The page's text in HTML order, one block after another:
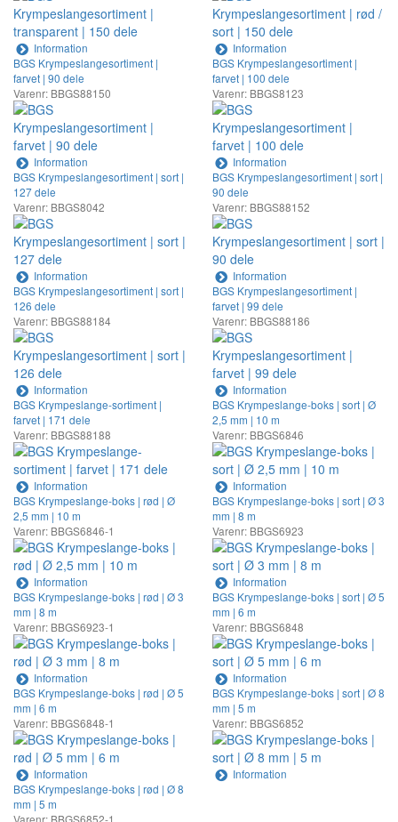
Information
Information
BGS Krympeslangesortiment |
farvet | 90 dele
Varenr: BBGS88150
Information
BGS Krympeslangesortiment |
farvet | 100 dele
Varenr: BBGS8123
Information
BGS Krympeslangesortiment | sort |
127 dele
Varenr: BBGS8042
Information
BGS Krympeslangesortiment | sort |
90 dele
Varenr: BBGS88152
Information
BGS Krympeslangesortiment | sort |
126 dele
Varenr: BBGS88184
Information
BGS Krympeslangesortiment |
farvet | 99 dele
Varenr: BBGS88186
Information
BGS Krympeslange-sortiment |
farvet | 171 dele
Varenr: BBGS88188
Information
BGS Krympeslange-boks | sort | Ø
2,5 mm | 10 m
Varenr: BBGS6846
Information
BGS Krympeslange-boks | rød | Ø
2,5 mm | 10 m
Varenr: BBGS6846-1
Information
BGS Krympeslange-boks | sort | Ø 3
mm | 8 m
Varenr: BBGS6923
Information
BGS Krympeslange-boks | rød | Ø 3
mm | 8 m
Varenr: BBGS6923-1
Information
BGS Krympeslange-boks | sort | Ø 5
mm | 6 m
Varenr: BBGS6848
Information
BGS Krympeslange-boks | rød | Ø 5
mm | 6 m
Varenr: BBGS6848-1
Information
BGS Krympeslange-boks | sort | Ø 8
mm | 5 m
Varenr: BBGS6852
Information
BGS Krympeslange-boks | rød | Ø 8
mm | 5 m